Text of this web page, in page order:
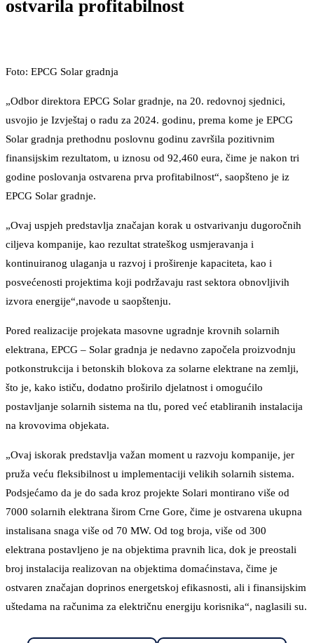
ostvarila profitabilnost
Foto: EPCG Solar gradnja
„Odbor direktora EPCG Solar gradnje, na 20. redovnoj sjednici,
usvojio je Izvještaj o radu za 2024. godinu, prema kome je EPCG
Solar gradnja prethodnu poslovnu godinu završila pozitivnim
finansijskim rezultatom, u iznosu od 92,460 eura, čime je nakon tri
godine poslovanja ostvarena prva profitabilnost“, saopšteno je iz
EPCG Solar gradnje.
„Ovaj uspjeh predstavlja značajan korak u ostvarivanju dugoročnih
ciljeva kompanije, kao rezultat strateškog usmjeravanja i
kontinuiranog ulaganja u razvoj i proširenje kapaciteta, kao i
posvećenosti projektima koji podržavaju rast sektora obnovljivih
izvora energije“,navode u saopštenju.
Pored realizacije projekata masovne ugradnje krovnih solarnih
elektrana, EPCG – Solar gradnja je nedavno započela proizvodnju
potkonstrukcija i betonskih blokova za solarne elektrane na zemlji,
što je, kako ističu, dodatno proširilo djelatnost i omogućilo
postavljanje solarnih sistema na tlu, pored već etabliranih instalacija
na krovovima objekata.
„Ovaj iskorak predstavlja važan moment u razvoju kompanije, jer
pruža veću fleksibilnost u implementaciji velikih solarnih sistema.
Podsjećamo da je do sada kroz projekte Solari montirano više od
7000 solarnih elektrana širom Crne Gore, čime je ostvarena ukupna
instalisana snaga više od 70 MW. Od tog broja, više od 300
elektrana postavljeno je na objektima pravnih lica, dok je preostali
broj instalacija realizovan na objektima domaćinstava, čime je
ostvaren značajan doprinos energetskoj efikasnosti, ali i finansijskim
uštedama na računima za električnu energiju korisnika“, naglasili su.